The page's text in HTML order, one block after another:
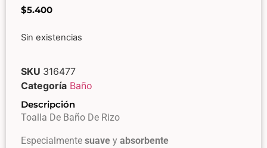
$5.400
Sin existencias
SKU 316477
Categoría Baño
Descripción
Toalla De Baño De Rizo
Especialmente suave y absorbente